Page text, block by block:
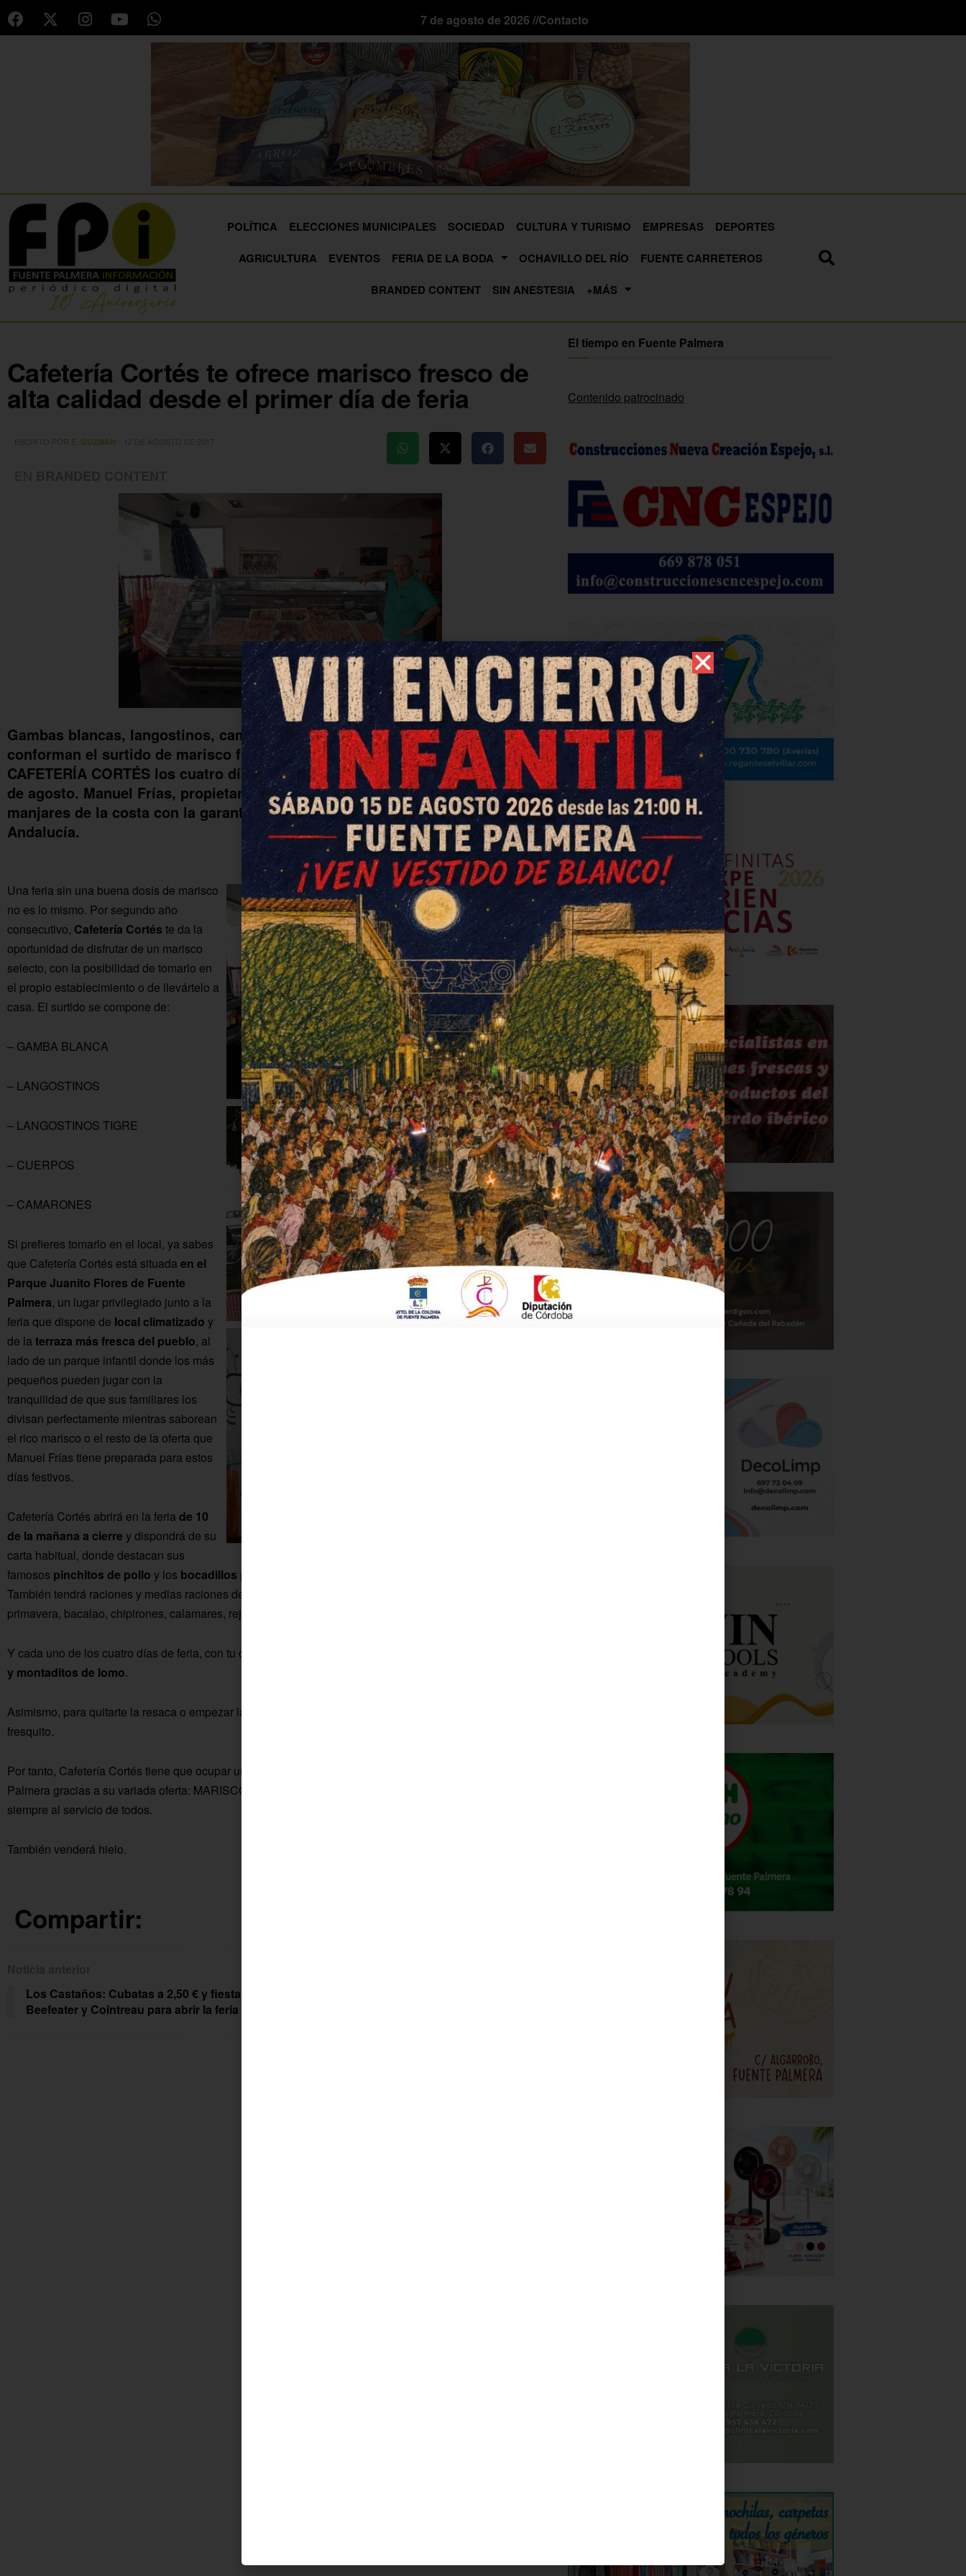
7 de agosto de 2026 //Contacto
POLÍTICA ELECCIONES MUNICIPALES SOCIEDAD CULTURA Y TURISMO EMPRESAS
DEPORTES
AGRICULTURA
EVENTOS FERIA DE LA BODA OCHAVILLO DEL RÍO
FUENTE CARRETEROS
BRANDED CONTENT
SIN ANESTESIA +MÁS
Cafetería Cortés te ofrece marisco fresco de
alta calidad desde el primer día de feria
E. GUZMÁN
Gambas blancas, langostinos, camarones, langostinos tigre y cuerpos
conforman el surtido de marisco fresco diario que tendrás a disposición en
CAFETERÍA CORTÉS los cuatro días de feria, desde el jueves 17 al domingo 20
de agosto. Manuel Frías, propietario del establecimiento, te recomienda estos
manjares de la costa con la garantía de uno de los mejores proveedores de
Andalucía.
Una feria sin una buena dosis de marisco
no es lo mismo. Por segundo año
consecutivo, Cafetería Cortés te da la
oportunidad de disfrutar de un marisco
selecto, con la posibilidad de tomarlo en
el propio establecimiento o de llevártelo a
casa. El surtido se compone de:
– GAMBA BLANCA
– LANGOSTINOS
– LANGOSTINOS TIGRE
– CUERPOS
– CAMARONES
Si prefieres tomarlo en el local, ya sabes
que Cafetería Cortés está situada en el
Parque Juanito Flores de Fuente
Palmera, un lugar privilegiado junto a la
feria que dispone de local climatizado y
de la terraza más fresca del pueblo, al
lado de un parque infantil donde los más
pequeños pueden jugar con la
tranquilidad de que sus familiares los
divisan perfectamente mientras saborean
el rico marisco o el resto de la oferta que
Manuel Frías tiene preparada para estos
días festivos.
Cafetería Cortés abrirá en la feria de 10
de la mañana a cierre y dispondrá de su
carta habitual, donde destacan sus
famosos pinchitos de pollo y los bocadillos planchaítos
También tendrá raciones y medias raciones de croquetas, pechuga de pollo, lomo de cerdo, rollos de
primavera, bacalao, chipirones, calamares, rejos, mini flamenquines, mini sanjacobos, entre otros platos.
Y cada uno de los cuatro días de feria, con tu consumición
y montaditos de lomo.
Asimismo, para quitarte la resaca o empezar la jornada a tope, qué mejor que desayunar en la terraza al
fresquito.
Por tanto, Cafetería Cortés tiene que ocupar un lugar ineludible en tu itinerario por la Feria de Fuente
Palmera gracias a su variada oferta: MARISCO FRESCO DIARIO, aperitivos al mediodía y su carta de
siempre al servicio de todos.
También venderá hielo.
Compartir:
Los Castaños: Cubatas a 2,50 € y fiesta
Beefeater y Cointreau para abrir la feria
El tiempo en Fuente Palmera
Contenido patrocinado